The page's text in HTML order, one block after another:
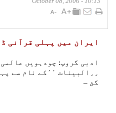
ايران میں پہلی قرآنی
ادبی گروپ: چودہویں
٫٫البينات ٬٬كے
گئ –